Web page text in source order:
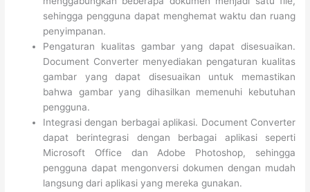
sehingga pengguna dapat menghemat waktu dan ruang
penyimpanan.
Pengaturan kualitas gambar yang dapat disesuaikan.
Document Converter menyediakan pengaturan kualitas
gambar yang dapat disesuaikan untuk memastikan
bahwa gambar yang dihasilkan memenuhi kebutuhan
pengguna.
Integrasi dengan berbagai aplikasi. Document Converter
dapat berintegrasi dengan berbagai aplikasi seperti
Microsoft Office dan Adobe Photoshop, sehingga
pengguna dapat mengonversi dokumen dengan mudah
langsung dari aplikasi yang mereka gunakan.